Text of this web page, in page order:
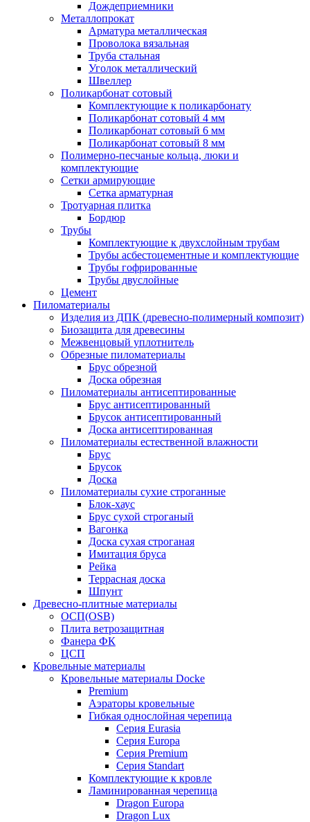
Дождеприемники
Металлопрокат
Арматура металлическая
Проволока вязальная
Труба стальная
Уголок металлический
Швеллер
Поликарбонат сотовый
Комплектующие к поликарбонату
Поликарбонат сотовый 4 мм
Поликарбонат сотовый 6 мм
Поликарбонат сотовый 8 мм
Полимерно-песчаные кольца, люки и
комплектующие
Сетки армирующие
Сетка арматурная
Тротуарная плитка
Бордюр
Трубы
Комплектующие к двухслойным трубам
Трубы асбестоцементные и комплектующие
Трубы гофрированные
Трубы двуслойные
Цемент
Пиломатериалы
Изделия из ДПК (древесно-полимерный композит)
Биозащита для древесины
Межвенцовый уплотнитель
Обрезные пиломатериалы
Брус обрезной
Доска обрезная
Пиломатериалы антисептированные
Брус антисептированный
Брусок антисептированный
Доска антисептированная
Пиломатериалы естественной влажности
Брус
Брусок
Доска
Пиломатериалы сухие строганные
Блок-хаус
Брус сухой строганый
Вагонка
Доска сухая строганая
Имитация бруса
Рейка
Террасная доска
Шпунт
Древесно-плитные материалы
ОСП(OSB)
Плита ветрозащитная
Фанера ФК
ЦСП
Кровельные материалы
Кровельные материалы Docke
Premium
Аэраторы кровельные
Гибкая однослойная черепица
Серия Eurasia
Серия Europa
Серия Premium
Серия Standart
Комплектующие к кровле
Ламинированная черепица
Dragon Europa
Dragon Lux